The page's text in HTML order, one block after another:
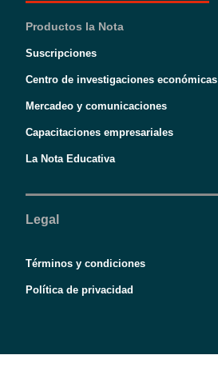
Productos la Nota
Suscripciones
Centro de investigaciones económicas
Mercadeo y comunicaciones
Capacitaciones empresariales
La Nota Educativa
Legal
Términos y condiciones
Política de privacidad